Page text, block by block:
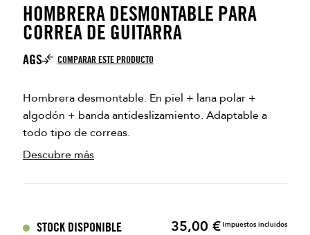
HOMBRERA DESMONTABLE PARA
CORREA DE GUITARRA
AGS COMPARAR ESTE PRODUCTO
Hombrera desmontable. En piel + lana polar +
algodón + banda antideslizamiento. Adaptable a
todo tipo de correas.
Descubre más
STOCK DISPONIBLE Precio
35,00 € Impuestos incluidos